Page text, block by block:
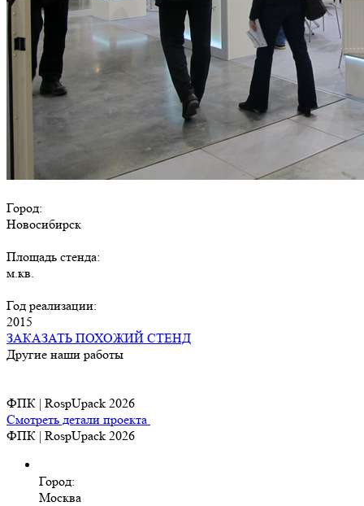
Город:
Новосибирск
Площадь стенда:
м.кв.
Год реализации:
2015
ЗАКАЗАТЬ ПОХОЖИЙ СТЕНД
Другие наши работы
ФПК | RospUpack 2026
Смотреть детали проекта
ФПК | RospUpack 2026
Город:
Москва